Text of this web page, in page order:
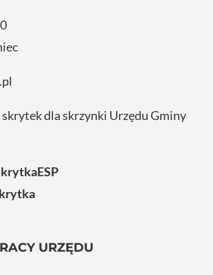
dla skrzynki Urzędu Gminy
URZĘDU